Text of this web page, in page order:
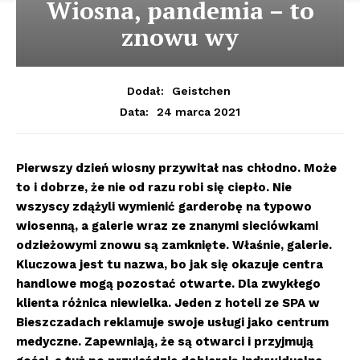
Wiosna, pandemia – to
znowu wy
Dodał:
Geistchen
Data:
24 marca 2021
Pierwszy dzień wiosny przywitał nas chłodno. Może
to i dobrze, że nie od razu robi się ciepło. Nie
wszyscy zdążyli wymienić garderobę na typowo
wiosenną, a galerie wraz ze znanymi sieciówkami
odzieżowymi znowu są zamknięte. Właśnie, galerie.
Kluczowa jest tu nazwa, bo jak się okazuje centra
handlowe mogą pozostać otwarte. Dla zwykłego
klienta różnica niewielka. Jeden z hoteli ze SPA w
Bieszczadach reklamuje swoje usługi jako centrum
medyczne. Zapewniają, że są otwarci i przyjmują